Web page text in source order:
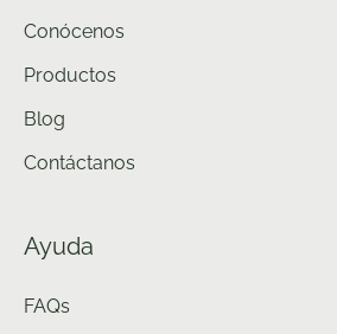
Conócenos
Productos
Blog
Contáctanos
Ayuda
FAQs